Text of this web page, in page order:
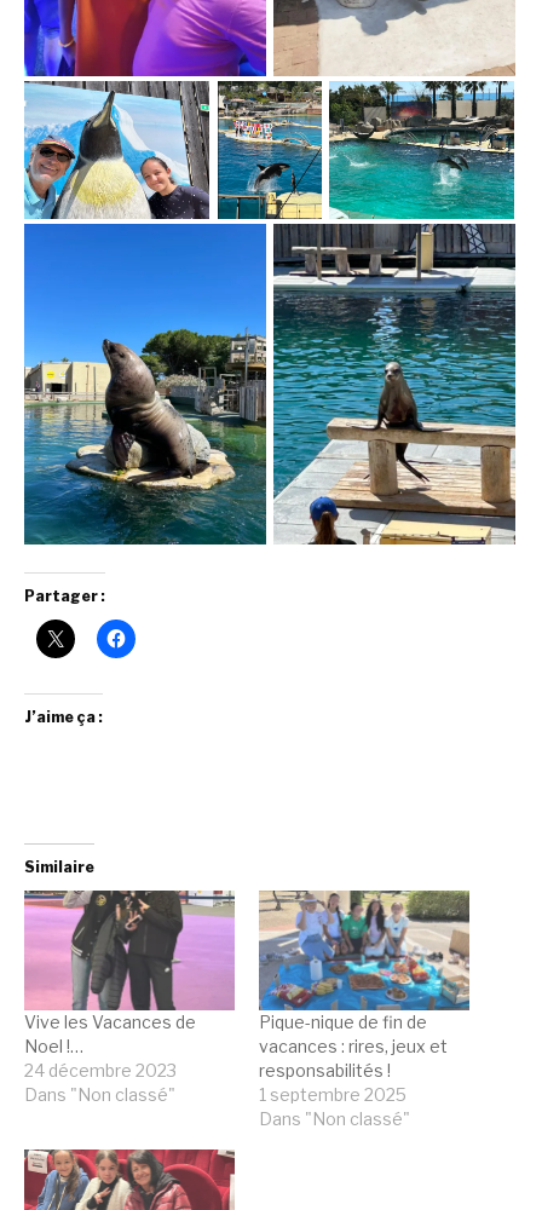
Partager :
J’aime ça :
Similaire
Vive les Vacances de
Noel !…
24 décembre 2023
Dans "Non classé"
Pique-nique de fin de
vacances : rires, jeux et
responsabilités !
1 septembre 2025
Dans "Non classé"